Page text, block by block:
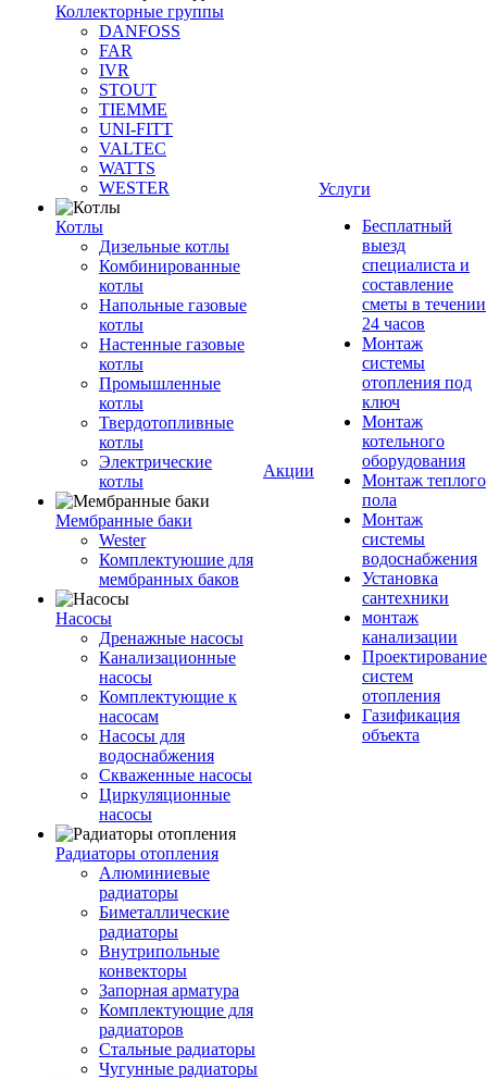
Коллекторные группы
DANFOSS
FAR
IVR
STOUT
TIEMME
UNI-FITT
VALTEC
WATTS
WESTER
Котлы
Дизельные котлы
Комбинированные
котлы
Напольные газовые
котлы
Настенные газовые
котлы
Промышленные
котлы
Твердотопливные
котлы
Электрические
котлы
Мембранные баки
Wester
Комплектуюшие для
мембранных баков
Насосы
Дренажные насосы
Канализационные
насосы
Комплектующие к
насосам
Насосы для
водоснабжения
Скваженные насосы
Циркуляционные
насосы
Радиаторы отопления
Алюминиевые
радиаторы
Биметаллические
радиаторы
Внутрипольные
конвекторы
Запорная арматура
Комплектующие для
радиаторов
Стальные радиаторы
Чугунные радиаторы
Акции
Услуги
Бесплатный
выезд
специалиста и
составление
сметы в течении
24 часов
Монтаж
системы
отопления под
ключ
Монтаж
котельного
оборудования
Монтаж теплого
пола
Монтаж
системы
водоснабжения
Установка
сантехники
монтаж
канализации
Проектирование
систем
отопления
Газификация
объекта